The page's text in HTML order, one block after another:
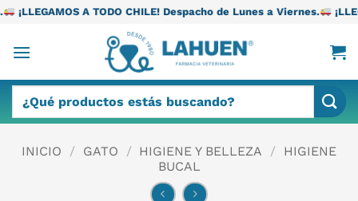
Saltar
contenido
TODO CHILE! Despacho de Lunes a Viernes. ¡LLEGAMOS A
por:
INICIO / GATO / HIGIENE Y BELLEZA /
HIGIENE
BUCAL